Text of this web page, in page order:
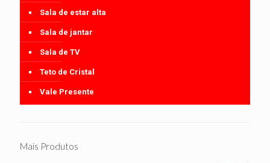
Sala de estar alta
Sala de jantar
Sala de TV
Teto de Cristal
Vale Presente
Mais Produtos